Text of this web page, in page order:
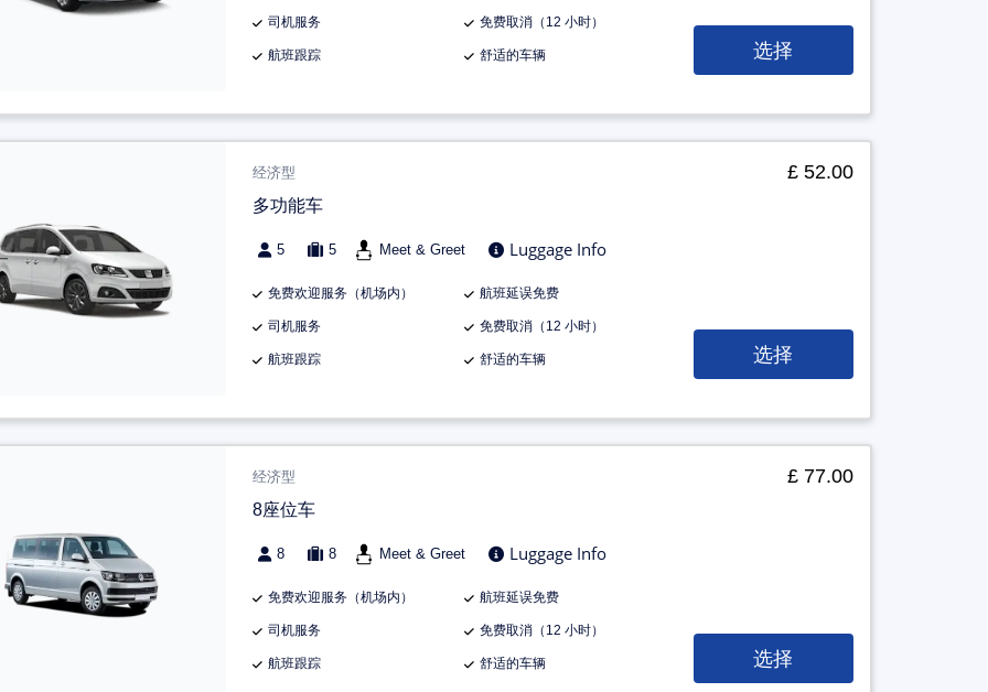
司机服务 免费取消（12 小时）
航班跟踪 舒适的车辆 选择
经济型
多功能车
5 5 Meet & Greet Luggage Info
免费欢迎服务（机场内） 航班延误免费
司机服务 免费取消（12 小时）
航班跟踪 舒适的车辆
£ 52.00
选择
经济型
8座位车
8 8 Meet & Greet Luggage Info
免费欢迎服务（机场内） 航班延误免费
司机服务 免费取消（12 小时）
航班跟踪 舒适的车辆
£ 77.00
选择